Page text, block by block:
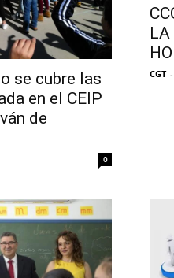
se cubre las
en el CEIP
de
0
LA
CGT -